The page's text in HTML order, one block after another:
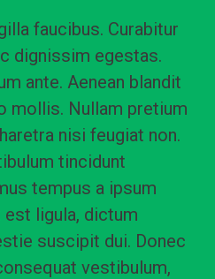
faucibus. Curabitur
dignissim egestas.
ante. Aenean blandit
mollis. Nullam pretium
nisi feugiat non.
tincidunt
tempus a ipsum
ligula, dictum
suscipit dui. Donec
vestibulum,